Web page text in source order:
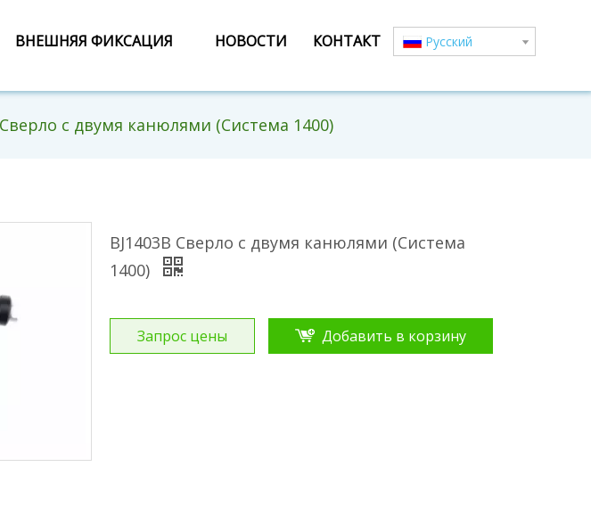
ВНЕШНЯЯ ФИКСАЦИЯ НОВОСТИ КОНТАКТ Pусский
Сверло с двумя канюлями (Система 1400)
BJ1403B Сверло с двумя канюлями (Система
1400)
Запрос цены Добавить в корзину